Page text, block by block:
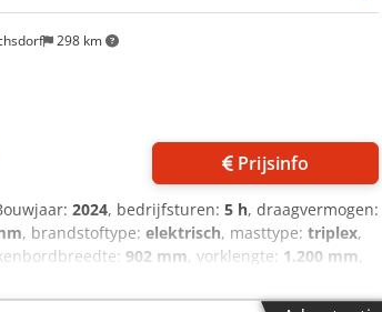
298 km
Prijsinfo
2024, bedrijfsturen: 5 h, draagvermogen:
, brandstoftype: elektrisch, masttype: triplex,
902 mm, vorklengte: 1.200 mm,
100 mm Vorkdikte: 35 mm ISO-klasse: